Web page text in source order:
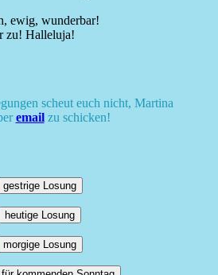
ewig, wunderbar!
zu! Halleluja!
scheut euch nicht, Martina
emailzu schicken!
gestrige Losung
heutige Losung
morgige Losung